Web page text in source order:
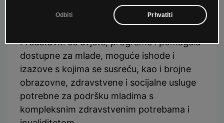
Odbiti Prhvatiti
dati će osvrt na obrazovni program “Nakon
Predstaviti će uvjete, programe i pomagala
dostupne za mlade, moguće ishode i
izazove s kojima se susreću, kao i brojne
obrazovne, zdravstvene i socijalne usluge
potrebne za podršku mladima s
kompleksnim zdravstvenim potrebama i